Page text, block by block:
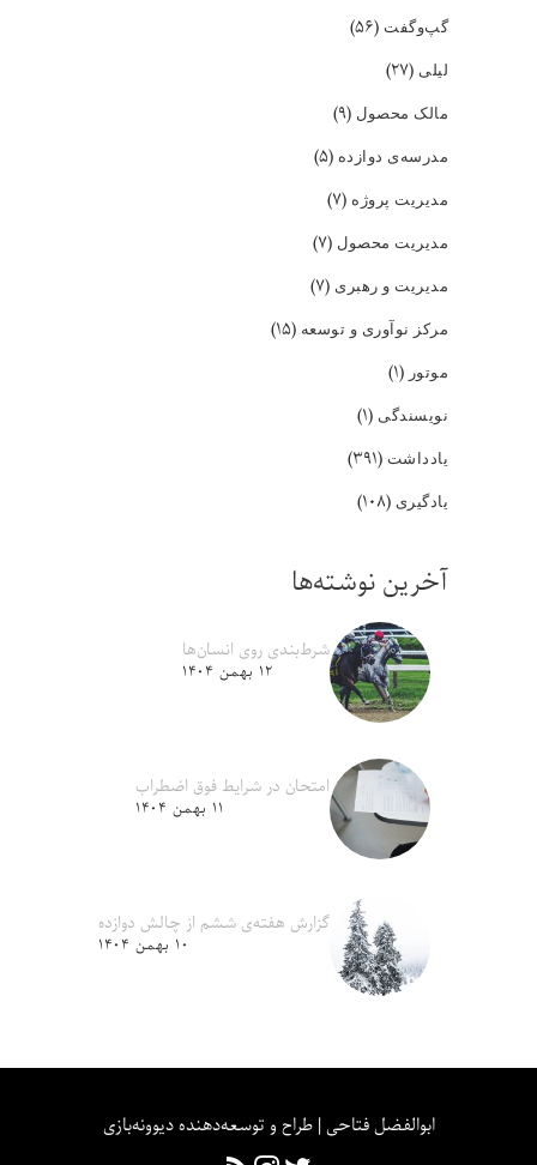
گپ‌و‌گفت (۵۶)
لیلی (۲۷)
مالک محصول (۹)
مدرسه‌ی دوازده (۵)
مدیریت پروژه (۷)
مدیریت محصول (۷)
مدیریت و رهبری (۷)
مرکز نوآوری و توسعه (۱۵)
موتور (۱)
نویسندگی (۱)
یادداشت (۳۹۱)
یادگیری (۱۰۸)
آخرین نوشته‌ها
شرط‌بندی روی انسان‌ها
۱۲ بهمن ۱۴۰۴
امتحان در شرایط فوق اضطراب
۱۱ بهمن ۱۴۰۴
گزارش هفته‌ی ششم از چالش دوازده
۱۰ بهمن ۱۴۰۴
ابوالفضل فتاحی | طراح و توسعه‌دهنده دیوونه‌بازی